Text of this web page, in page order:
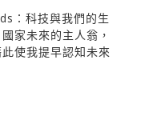
：科技與我們的生
家未來的主人翁，
使我提早認知未來